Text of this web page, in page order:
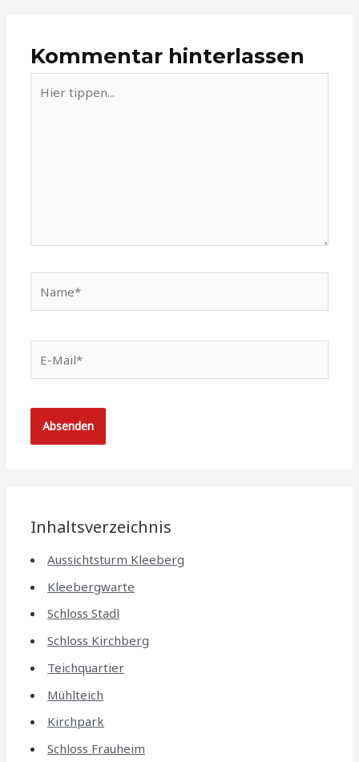
Kommentar hinterlassen
tippen...
Mail*
Inhaltsverzeichnis
Aussichtsturm Kleeberg
Kleebergwarte
Schloss Stadl
Schloss Kirchberg
Teichquartier
Mühlteich
Kirchpark
Schloss Frauheim